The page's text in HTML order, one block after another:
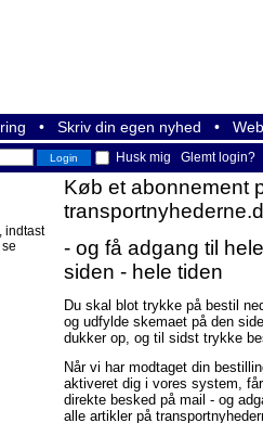
• Skriv din egen nyhed •
Husk mig Glemt login?
indtast
Køb et abonnement
- og få adgang til hele
siden - hele tiden
Du skal blot trykke på bestil
og udfylde skemaet på den
dukker op, og til sidst trykke
Når vi har modtaget din
aktiveret dig i vores system,
direkte besked på mail - og
alle artikler på